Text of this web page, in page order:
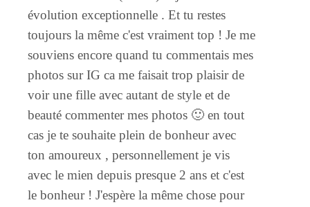
évolution exceptionnelle . Et tu restes
toujours la même c'est vraiment top ! Je me
souviens encore quand tu commentais mes
photos sur IG ca me faisait trop plaisir de
voir une fille avec autant de style et de
beauté commenter mes photos 🙂 en tout
cas je te souhaite plein de bonheur avec
ton amoureux , personnellement je vis
avec le mien depuis presque 2 ans et c'est
le bonheur ! J'espère la même chose pour